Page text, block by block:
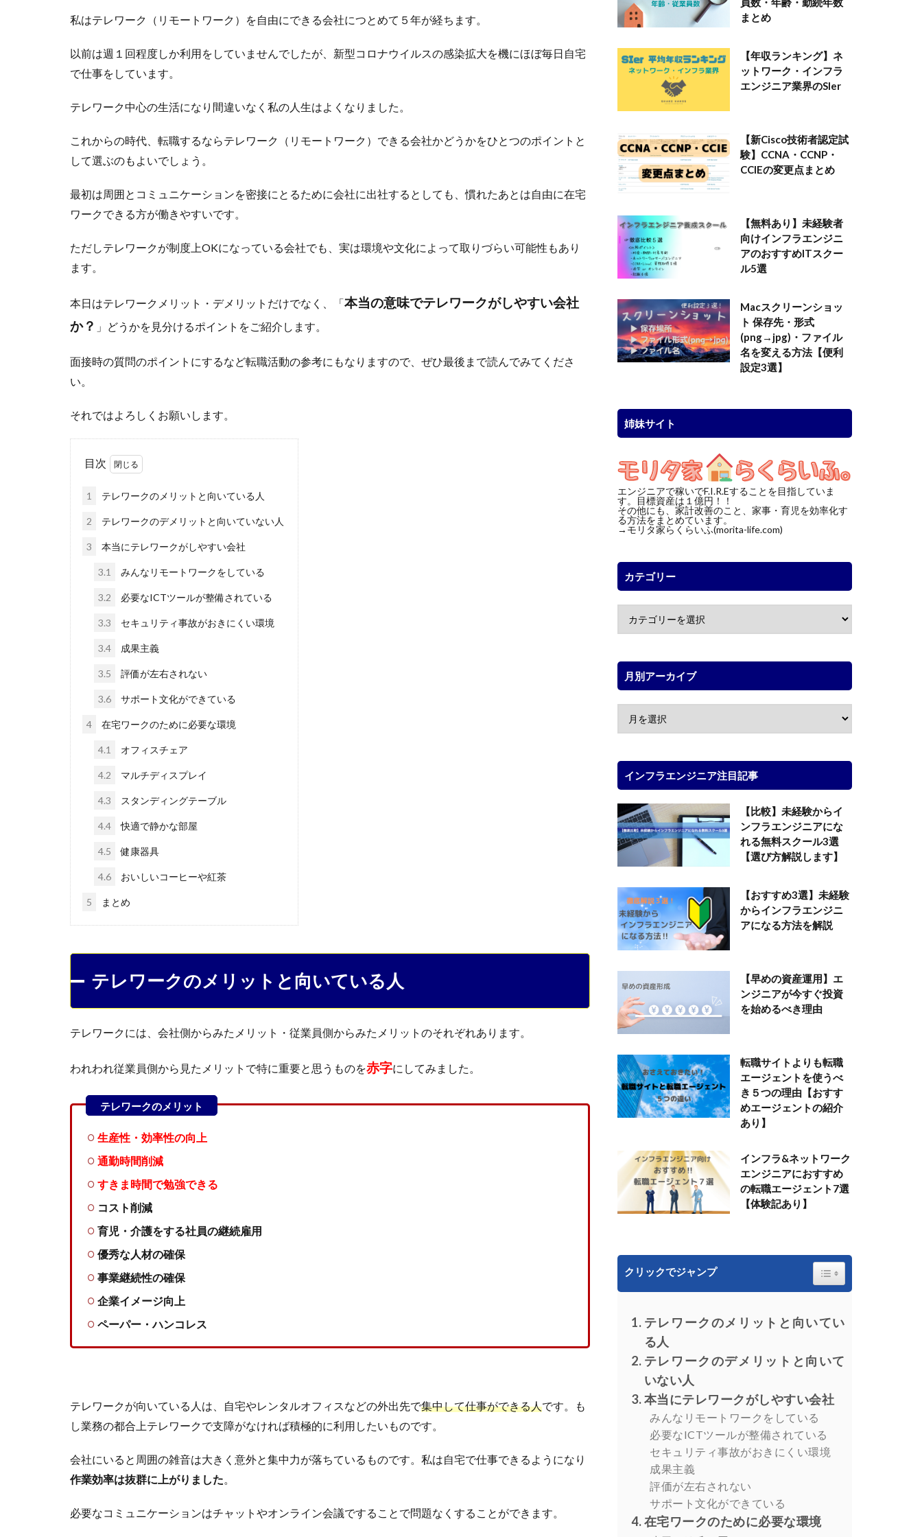
私はテレワーク（リモートワーク）を自由にできる会社につとめて５年が経ちます。
以前は週１回程度しか利用をしていませんでしたが、新型コロナウイルスの感染拡大を機にほぼ毎日自宅
で仕事をしています。
テレワーク中心の生活になり間違いなく私の人生はよくなりました。
これからの時代、転職するならテレワーク（リモートワーク）できる会社かどうかをひとつのポイントと
して選ぶのもよいでしょう。
最初は周囲とコミュニケーションを密接にとるために会社に出社するとしても、慣れたあとは自由に在宅
ワークできる方が働きやすいです。
ただしテレワークが制度上OKになっている会社でも、実は環境や文化によって取りづらい可能性もあり
ます。
本日はテレワークメリット・デメリットだけでなく、「本当の意味でテレワークがしやすい会社
か？ 」どうかを見分けるポイントをご紹介します。
面接時の質問のポイントにするなど転職活動の参考にもなりますので、ぜひ最後まで読んでみてくださ
い。
それではよろしくお願いします。
目次
1 テレワークのメリットと向いている人
2 テレワークのデメリットと向いていない人
3 本当にテレワークがしやすい会社
3.1 みんなリモートワークをしている
3.2 必要なICTツールが整備されている
3.3 セキュリティ事故がおきにくい環境
3.4 成果主義
3.5 評価が左右されない
3.6 サポート文化ができている
4 在宅ワークのために必要な環境
4.1 オフィスチェア
4.2 マルチディスプレイ
4.3 スタンディングテーブル
4.4 快適で静かな部屋
4.5 健康器具
4.6 おいしいコーヒーや紅茶
5 まとめ
テレワークのメリットと向いている人
テレワークには、会社側からみたメリット・従業員側からみたメリットのそれぞれあります。
われわれ従業員側から見たメリットで特に重要と思うものを赤字にしてみました。
生産性・効率性の向上
通勤時間削減
すきま時間で勉強できる
コスト削減
育児・介護をする社員の継続雇用
優秀な人材の確保
事業継続性の確保
企業イメージ向上
ペーパー・ハンコレス
テレワークが向いている人は、自宅やレンタルオフィスなどの外出先で集中して仕事ができる人です。も
し業務の都合上テレワークで支障がなければ積極的に利用したいものです。
会社にいると周囲の雑音は大きく意外と集中力が落ちているものです。私は自宅で仕事できるようになり
作業効率は抜群に上がりました。
必要なコミュニケーションはチャットやオンライン会議ですることで問題なくすることができます。
まとめ
【年収ランキング】ネ
ットワーク・インフラ
エンジニア業界のSIer
【新Cisco技術者認定試
験】CCNA・CCNP・
CCIEの変更点まとめ
【無料あり】未経験者
向けインフラエンジニ
アのおすすめITスクー
ル5選
Macスクリーンショッ
ト 保存先・形式
(png→jpg)・ファイル
名を変える方法【便利
設定3選】
姉妹サイト
エンジニアで稼いでF.I.R.Eすることを目指していま
す。目標資産は１億円！！
その他にも、家計改善のこと、家事・育児を効率化す
る方法をまとめています。
→モリタ家らくらいふ(morita-life.com)
カテゴリー
月別アーカイブ
インフラエンジニア注目記事
【比較】未経験からイ
ンフラエンジニアにな
れる無料スクール3選
【選び方解説します】
【おすすめ3選】未経験
からインフラエンジニ
アになる方法を解説
【早めの資産運用】エ
ンジニアが今すぐ投資
を始めるべき理由
転職サイトよりも転職
エージェントを使うべ
き５つの理由【おすす
めエージェントの紹介
あり】
インフラ&ネットワーク
エンジニアにおすすめ
の転職エージェント7選
【体験記あり】
クリックでジャンプ Toggle Table of Content
テレワークのメリットと向いてい
る人
テレワークのデメリットと向いて
いない人
本当にテレワークがしやすい会社
みんなリモートワークをしている
必要なICTツールが整備されている
セキュリティ事故がおきにくい環境
成果主義
評価が左右されない
サポート文化ができている
在宅ワークのために必要な環境